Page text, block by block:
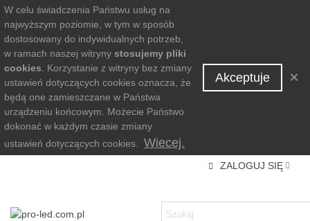
W celu świadczenia Państwu usług na
najwyższym poziomie, w tym w sposób
dostosowany do indywidualnych potrzeb,
w ramach naszej witryny stosujemy pliki
cookies . Korzystanie z witryny bez zmiany
ustawień dotyczących cookies oznacza, że
będą one zamieszczane w Państwa
urządzeniu końcowym. Możecie Państwo
dokonać w każdym czasie zmiany
ustawień dotyczących cookies.
Wiecej.
Akceptuje ×
ZALOGUJ SIĘ